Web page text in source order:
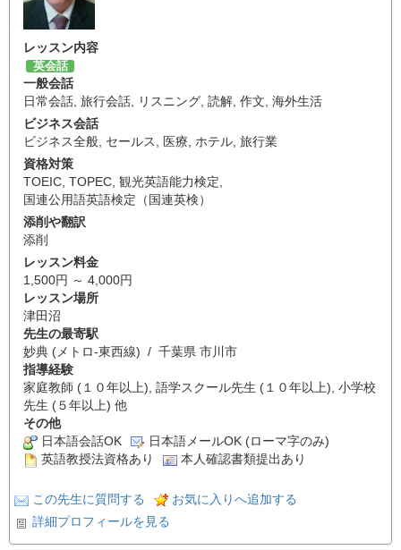
レッスン内容
英会話
一般会話
日常会話, 旅行会話, リスニング, 読解, 作文, 海外生活
ビジネス会話
ビジネス全般, セールス, 医療, ホテル, 旅行業
資格対策
TOEIC, TOPEC, 観光英語能力検定,
国連公用語英語検定（国連英検）
添削や翻訳
添削
レッスン料金
1,500円 ～ 4,000円
レッスン場所
津田沼
先生の最寄駅
妙典 (メトロ-東西線) / 千葉県 市川市
指導経験
家庭教師 (１０年以上), 語学スクール先生 (１０年以上), 小学校
先生 (５年以上) 他
その他
日本語会話OK
日本語メールOK (ローマ字のみ)
英語教授法資格あり
本人確認書類提出あり
この先生に質問する
お気に入りへ追加する
詳細プロフィールを見る